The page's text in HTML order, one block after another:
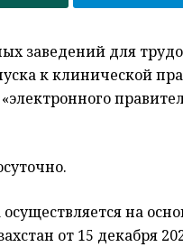
заведений для
к клинической
на
от 15 декабря